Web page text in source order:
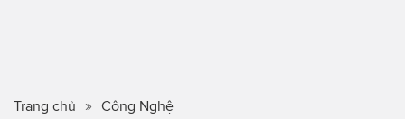
Trang chủ Công Nghệ